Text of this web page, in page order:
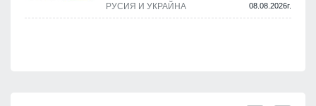
РУСИЯ И УКРАЙНА 08.08.2026г.